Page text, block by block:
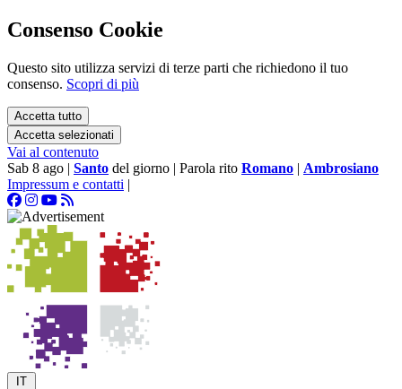
Consenso Cookie
Questo sito utilizza servizi di terze parti che richiedono il tuo
consenso. Scopri di più
Accetta tutto
Accetta selezionati
Vai al contenuto
Sab 8 ago | Santo del giorno | Parola rito Romano | Ambrosiano
Impressum e contatti |
IT